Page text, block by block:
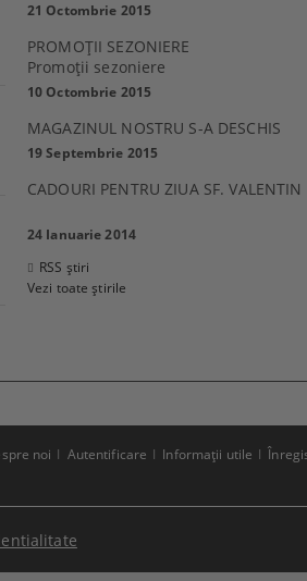
21 Octombrie 2015
PROMOŢII SEZONIERE
Promoţii sezoniere
10 Octombrie 2015
MAGAZINUL NOSTRU S-A DESCHIS
19 Septembrie 2015
CADOURI PENTRU ZIUA SF. VALENTIN
24 Ianuarie 2014
RSS știri
Vezi toate știrile
noi Autentificare Informaţii utile